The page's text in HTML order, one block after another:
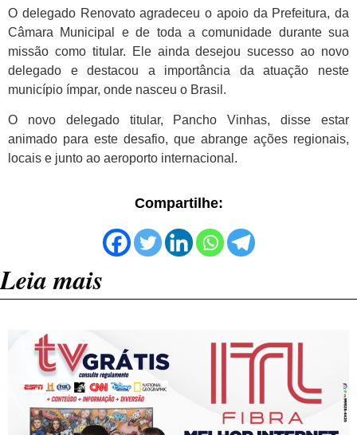
O delegado Renovato agradeceu o apoio da Prefeitura, da
Câmara Municipal e de toda a comunidade durante sua
missão como titular. Ele ainda desejou sucesso ao novo
delegado e destacou a importância da atuação neste
município ímpar, onde nasceu o Brasil.
O novo delegado titular, Pancho Vinhas, disse estar
animado para este desafio, que abrange ações regionais,
locais e junto ao aeroporto internacional.
Compartilhe:
Leia mais